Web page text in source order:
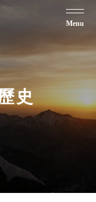
Menu
史